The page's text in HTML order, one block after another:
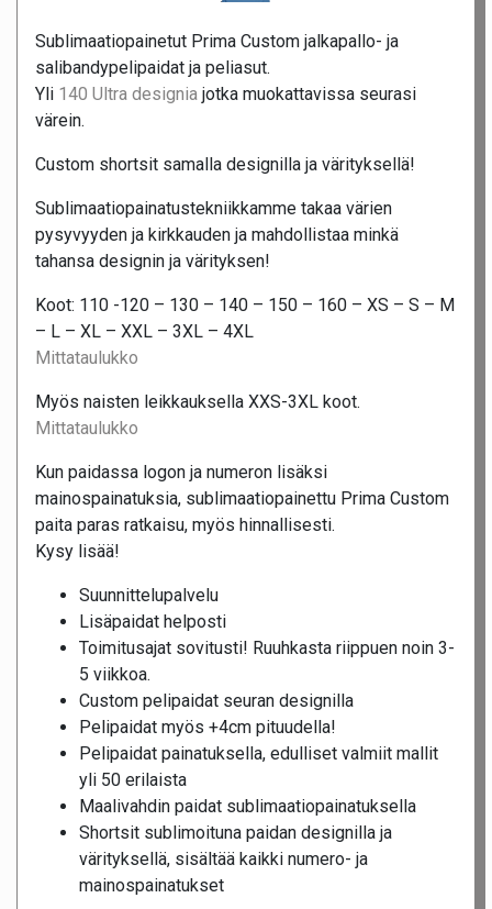
Sublimaatiopainetut Prima Custom jalkapallo- ja
salibandypelipaidat ja peliasut.
Yli 140 Ultra designia jotka muokattavissa seurasi
värein.
Custom shortsit samalla designilla ja värityksellä!
Sublimaatiopainatustekniikkamme takaa värien
pysyvyyden ja kirkkauden ja mahdollistaa minkä
tahansa designin ja värityksen!
Koot: 110 -120 – 130 – 140 – 150 – 160 – XS – S – M
– L – XL – XXL – 3XL – 4XL
Mittataulukko
Myös naisten leikkauksella XXS-3XL koot.
Mittataulukko
Kun paidassa logon ja numeron lisäksi
mainospainatuksia, sublimaatiopainettu Prima Custom
paita paras ratkaisu, myös hinnallisesti.
Kysy lisää!
Suunnittelupalvelu
Lisäpaidat helposti
Toimitusajat sovitusti! Ruuhkasta riippuen noin 3-
5 viikkoa.
Custom pelipaidat seuran designilla
Pelipaidat myös +4cm pituudella!
Pelipaidat painatuksella, edulliset valmiit mallit
yli 50 erilaista
Maalivahdin paidat sublimaatiopainatuksella
Shortsit sublimoituna paidan designilla ja
värityksellä, sisältää kaikki numero- ja
mainospainatukset